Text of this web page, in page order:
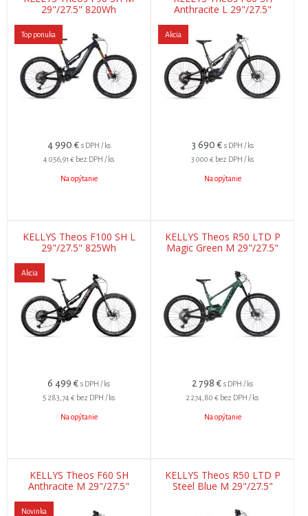
29"/27.5" 820Wh
Top ponuka
4 990 € s DPH / ks
4 056,91 € bez DPH / ks
Na opýtanie
Anthracite L 29"/27.5"
Akcia
3 690 € s DPH / ks
3 000 € bez DPH / ks
Na opýtanie
KELLYS Theos F100 SH L
29"/27.5" 825Wh
Akcia
6 499 € s DPH / ks
5 283,74 € bez DPH / ks
Na opýtanie
KELLYS Theos R50 LTD P
Magic Green M 29"/27.5"
2 798 € s DPH / ks
2 274,80 € bez DPH / ks
Na opýtanie
KELLYS Theos F60 SH
Anthracite M 29"/27.5"
Novinka
KELLYS Theos R50 LTD P
Steel Blue M 29"/27.5"